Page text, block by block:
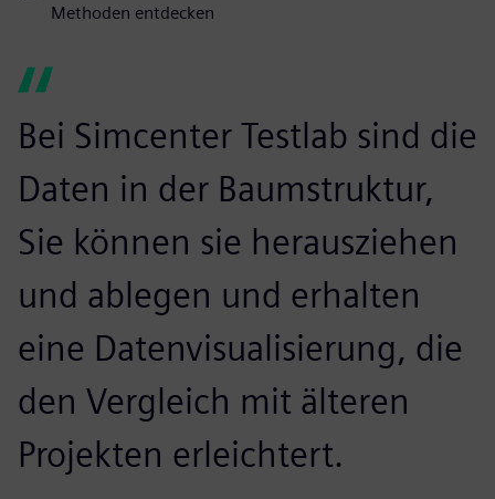
Methoden entdecken
Bei Simcenter Testlab sind die
Daten in der Baumstruktur,
Sie können sie herausziehen
und ablegen und erhalten
eine Datenvisualisierung, die
den Vergleich mit älteren
Projekten erleichtert.